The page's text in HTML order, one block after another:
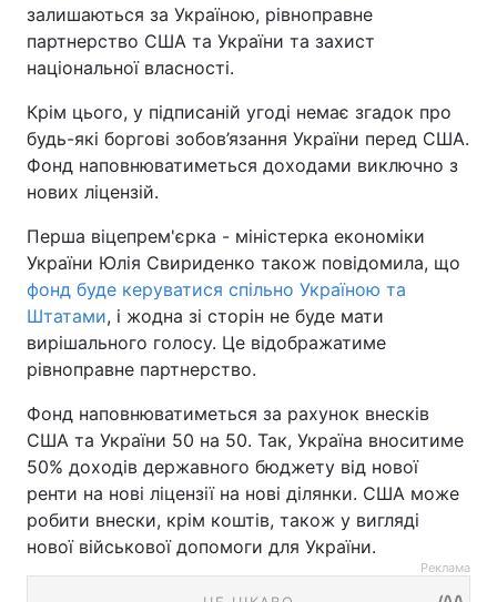
залишаються за Україною, рівноправне
партнерство США та України та захист
національної власності.
Крім цього, у підписаній угоді немає згадок про
будь-які боргові зобов’язання України перед США.
Фонд наповнюватиметься доходами виключно з
нових ліцензій.
Перша віцепрем'єрка - міністерка економіки
України Юлія Свириденко також повідомила, що
фонд буде керуватися спільно Україною та
Штатами, і жодна зі сторін не буде мати
вирішального голосу. Це відображатиме
рівноправне партнерство.
Фонд наповнюватиметься за рахунок внесків
США та України 50 на 50. Так, Україна вноситиме
50% доходів державного бюджету від нової
ренти на нові ліцензії на нові ділянки. США може
робити внески, крім коштів, також у вигляді
нової військової допомоги для України.
Реклама